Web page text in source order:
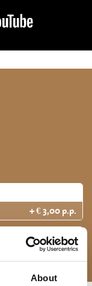
About
+ € 3,00 p.p.